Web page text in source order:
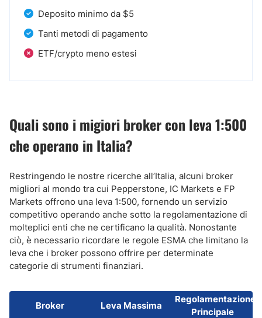
Deposito minimo da $5
Tanti metodi di pagamento
ETF/crypto meno estesi
Quali sono i migiori broker con leva 1:500
che operano in Italia?
Restringendo le nostre ricerche all’Italia, alcuni broker
migliori al mondo tra cui Pepperstone, IC Markets e FP
Markets offrono una leva 1:500, fornendo un servizio
competitivo operando anche sotto la regolamentazione di
molteplici enti che ne certificano la qualità. Nonostante
ciò, è necessario ricordare le regole ESMA che limitano la
leva che i broker possono offrire per determinate
categorie di strumenti finanziari.
Broker Leva Massima
Regolamentazione
Principale